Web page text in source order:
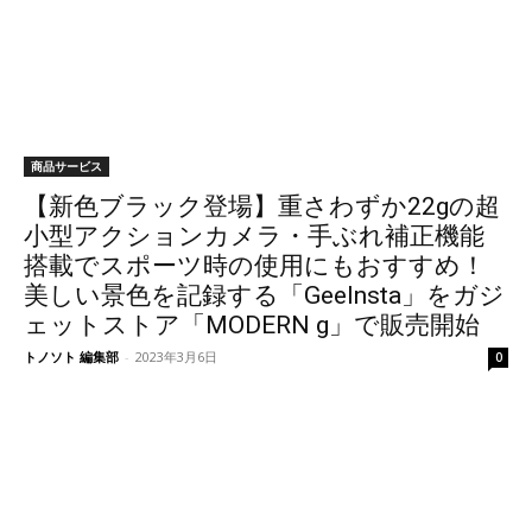
商品サービス
【新色ブラック登場】重さわずか22gの超
小型アクションカメラ・手ぶれ補正機能
搭載でスポーツ時の使用にもおすすめ！
美しい景色を記録する「GeeInsta」をガジ
ェットストア「MODERN g」で販売開始
トノソト 編集部 - 2023年3月6日 0